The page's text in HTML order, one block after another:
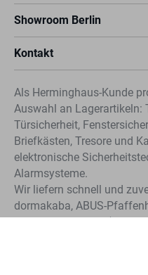
Showroom Berlin
Kontakt
Als Herminghaus-Kunde
Auswahl an Lagerartikeln:
Türsicherheit,
Briefkästen, Tresore und
elektronische
Alarmsysteme.
Wir liefern schnell und
dormakaba, ABUS-
Sicherheitstechnik